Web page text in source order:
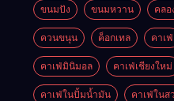
ขนมปัง ขนมหวาน คลอ
ควนขนุน ค็อกเทล คาเฟ่
คาเฟ่มินิมอล คาเฟ่เชียงใหม่
คาเฟ่ในปั้มน้ำมัน คาเฟ่ในส